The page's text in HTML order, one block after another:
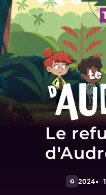
Le
G 2024